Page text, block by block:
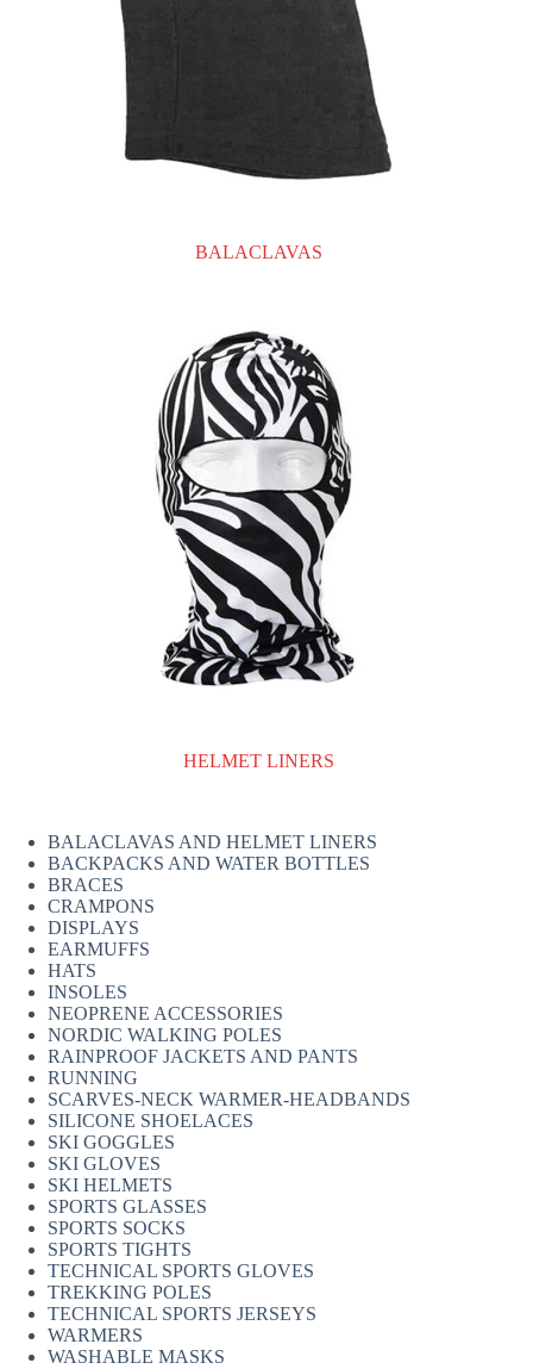
BALACLAVAS
HELMET LINERS
BALACLAVAS AND HELMET LINERS
BACKPACKS AND WATER BOTTLES
BRACES
CRAMPONS
DISPLAYS
EARMUFFS
HATS
INSOLES
NEOPRENE ACCESSORIES
NORDIC WALKING POLES
RAINPROOF JACKETS AND PANTS
RUNNING
SCARVES-NECK WARMER-HEADBANDS
SILICONE SHOELACES
SKI GOGGLES
SKI GLOVES
SKI HELMETS
SPORTS GLASSES
SPORTS SOCKS
SPORTS TIGHTS
TECHNICAL SPORTS GLOVES
TREKKING POLES
TECHNICAL SPORTS JERSEYS
WARMERS
WASHABLE MASKS